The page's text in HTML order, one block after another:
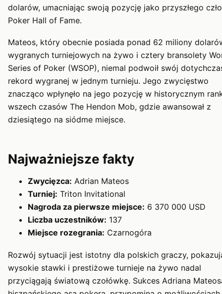
dolarów, umacniając swoją pozycję jako przyszłego
Poker Hall of Fame.
Mateos, który obecnie posiada ponad 62 miliony
wygranych turniejowych na żywo i cztery bransolety
Series of Poker (WSOP), niemal podwoił swój
rekord wygranej w jednym turnieju. Jego zwycięstwo
znacząco wpłynęło na jego pozycję w historycznym
wszech czasów The Hendon Mob, gdzie awansował z
dziesiątego na siódme miejsce.
Najważniejsze fakty
Zwycięzca: Adrian Mateos
Turniej: Triton Invitational
Nagroda za pierwsze miejsce: 6 370 000 USD
Liczba uczestników: 137
Miejsce rozegrania: Czarnogóra
Rozwój sytuacji jest istotny dla polskich graczy,
wysokie stawki i prestiżowe turnieje na żywo nadal
przyciągają światową czołówkę. Sukces Adriana